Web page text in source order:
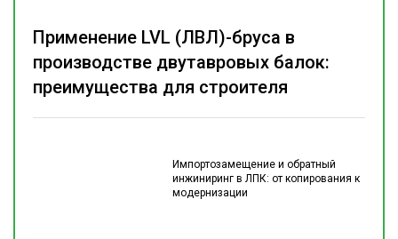
Импортозамещение и обратный
инжиниринг в ЛПК: от копирования к
модернизации
Применение LVL (ЛВЛ)-бруса в
производстве двутавровых балок:
преимущества для строителя